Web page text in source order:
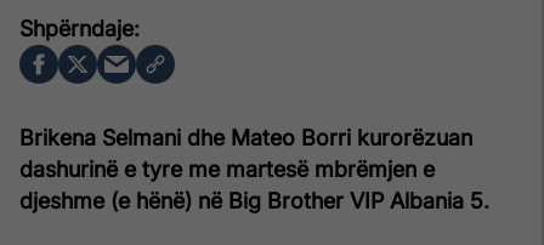
Brikena Selmani dhe Mateo Borri kurorëzuan
dashurinë e tyre me martesë mbrëmjen e
djeshme (e hënë) në Big Brother VIP Albania 5.